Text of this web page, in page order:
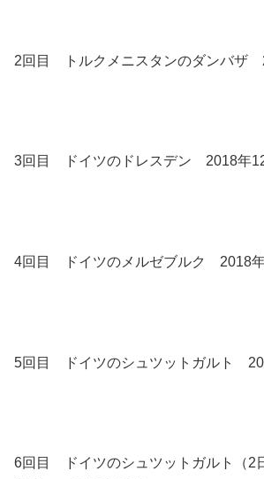
2回目 トルクメニスタンのダンバザ
3回目 ドイツのドレスデン 2018年
4回目 ドイツのメルゼブルク 2018年
5回目 ドイツのシュツットガルト
6回目 ドイツのシュツットガルト（2